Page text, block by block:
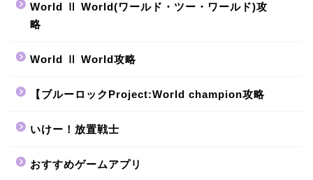
World Ⅱ World(ワールド・ツー・ワールド)攻
略
World Ⅱ World攻略
【ブルーロックProject:World champion攻略
いけー！放置戦士
おすすめゲームアプリ